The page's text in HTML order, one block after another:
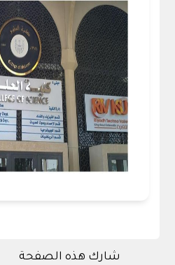
شارك هذه الصفحة